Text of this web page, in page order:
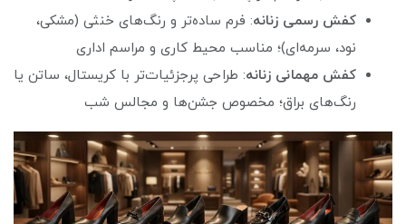
کفش رسمی زنانه: فرم ساده‌تر و رنگ‌های خنثی (مشکی،
نود، سرمه‌ای)؛ مناسب محیط کاری و مراسم اداری
کفش مهمانی زنانه: طراحی پرجزئیات‌تر با کریستال، ساتن یا
رنگ‌های براق؛ مخصوص جشن‌ها و مجالس شب